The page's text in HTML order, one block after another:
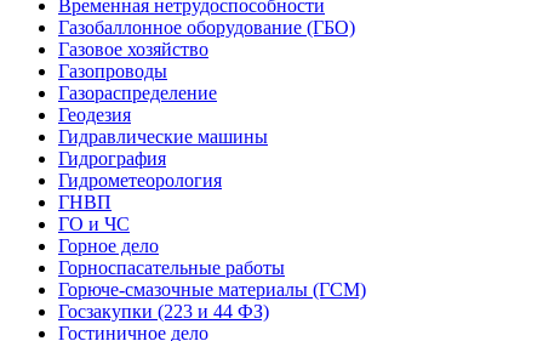
Временная нетрудоспособности
Газобаллонное оборудование (ГБО)
Газовое хозяйство
Газопроводы
Газораспределение
Геодезия
Гидравлические машины
Гидрография
Гидрометеорология
ГНВП
ГО и ЧС
Горное дело
Горноспасательные работы
Горюче-смазочные материалы (ГСМ)
Госзакупки (223 и 44 ФЗ)
Гостиничное дело